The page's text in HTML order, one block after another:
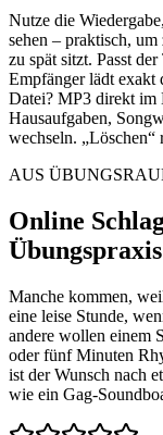
Nutze die
sehen – praktisch,
zu spät sitzt. Passt
Empfänger lädt exakt
Datei? MP3 direkt im
Hausaufgaben,
wechseln. „Löschen“
AUS
Online
Übungspraxis
Manche kommen,
eine leise Stunde,
andere wollen einem
oder fünf Minuten
ist der Wunsch nach
wie ein Gag-